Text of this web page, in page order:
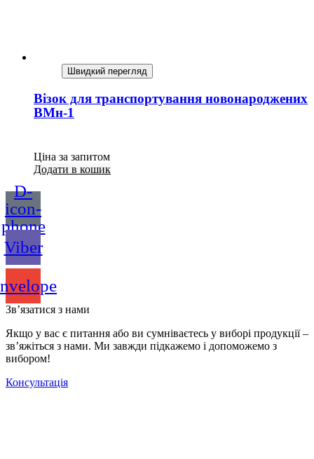
Швидкий перегляд
Візок для транспортування новонароджених
ВМн-1
Ціна за запитом
Додати в кошик
D-
icon-
phone
Viber
Зв’язатися з нами
Якщо у вас є питання або ви сумніваєтесь у виборі продукції –
зв’яжіться з нами. Ми завжди підкажемо і допоможемо з
вибором!
Консультація